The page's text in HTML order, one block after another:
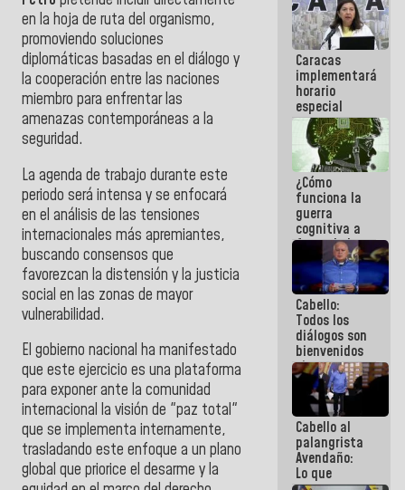
en la hoja de ruta del organismo,
promoviendo soluciones
diplomáticas basadas en el diálogo y
la cooperación entre las naciones
miembro para enfrentar las
amenazas contemporáneas a la
seguridad.
La agenda de trabajo durante este
periodo será intensa y se enfocará
en el análisis de las tensiones
internacionales más apremiantes,
buscando consensos que
favorezcan la distensión y la justicia
social en las zonas de mayor
vulnerabilidad.
El gobierno nacional ha manifestado
que este ejercicio es una plataforma
para exponer ante la comunidad
internacional la visión de "paz total"
que se implementa internamente,
trasladando este enfoque a un plano
global que priorice el desarme y la
las
operaciones
en el
Aeropuerto
Internacional
de
Maiquetía
Caracas
implementará
horario
especial
para
adaptarse
al plan de
ahorro
energético
¿Cómo
funciona la
guerra
cognitiva a
favor de la
narrativa
hegemónica?
(1)
Cabello:
Todos los
diálogos son
bienvenidos
siempre que
estén en el
marco de la
Constitución
de la
República
Cabello al
palangrista
Avendaño:
Lo que